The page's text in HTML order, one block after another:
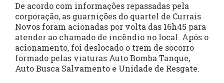
De acordo com informações repassadas pela
corporação, as guarnições do quartel de Currais
Novos foram acionadas por volta das 16h45 para
atender ao chamado de incêndio no local. Após o
acionamento, foi deslocado o trem de socorro
formado pelas viaturas Auto Bomba Tanque,
Auto Busca Salvamento e Unidade de Resgate.